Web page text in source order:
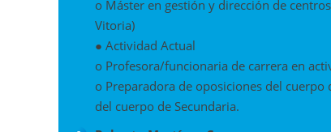
o Máster en gestión y dirección de
Vitoria)
● Actividad Actual
o Profesora/funcionaria de carrera en
o Preparadora de oposiciones del cuerpo
del cuerpo de Secundaria.